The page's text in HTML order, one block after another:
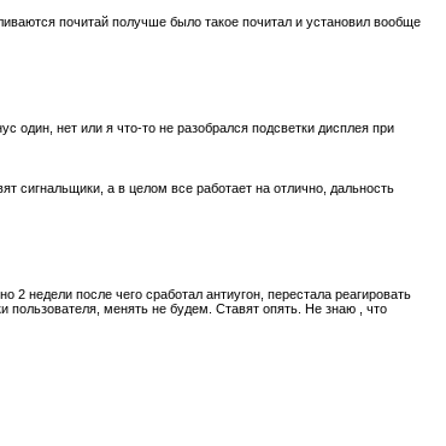
почитай получше было такое почитал и установил вообще
один, нет или я что-то не разобрался подсветки дисплея при
сигнальщики, а в целом все работает на отлично, дальность
недели после чего сработал антиугон, перестала реагировать
пользователя, менять не будем. Ставят опять. Не знаю , что